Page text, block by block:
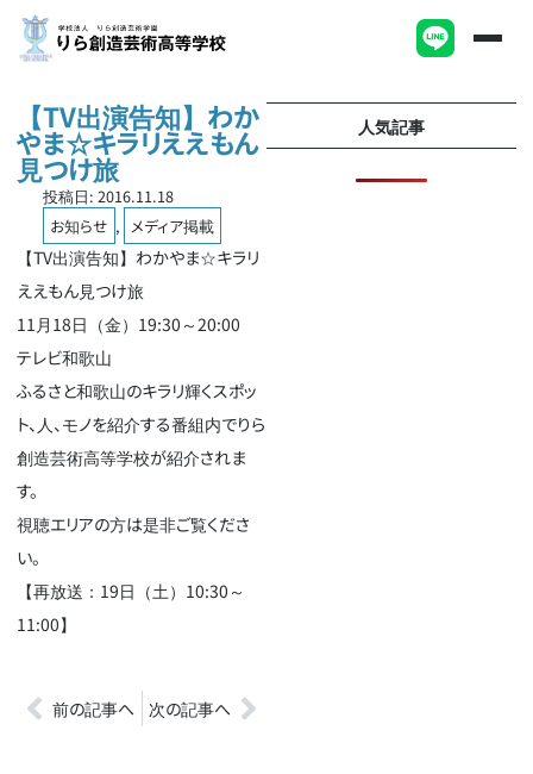
【TV出演告知】わか
やま☆キラリええもん
見つけ旅
投稿日: 2016.11.18
お知らせ , メディア掲載
【TV出演告知】わかやま☆キラリ
ええもん見つけ旅
11月18日（金）19:30～20:00
テレビ和歌山
ふるさと和歌山のキラリ輝くスポッ
ト、人、モノを紹介する番組内でりら
創造芸術高等学校が紹介されま
す。
視聴エリアの方は是非ご覧くださ
い。
【再放送：19日（土）10:30～
11:00】
前の記事へ 次の記事へ
人気記事